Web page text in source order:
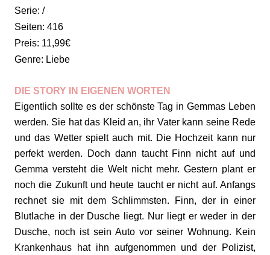
Serie: /
Seiten: 416
Preis: 11,99€
Genre: Liebe
DIE STORY IN EIGENEN WORTEN
Eigentlich sollte es der schönste Tag in Gemmas Leben
werden. Sie hat das Kleid an, ihr Vater kann seine Rede
und das Wetter spielt auch mit. Die Hochzeit kann nur
perfekt werden. Doch dann taucht Finn nicht auf und
Gemma versteht die Welt nicht mehr. Gestern plant er
noch die Zukunft und heute taucht er nicht auf. Anfangs
rechnet sie mit dem Schlimmsten. Finn, der in einer
Blutlache in der Dusche liegt. Nur liegt er weder in der
Dusche, noch ist sein Auto vor seiner Wohnung. Kein
Krankenhaus hat ihn aufgenommen und der Polizist,